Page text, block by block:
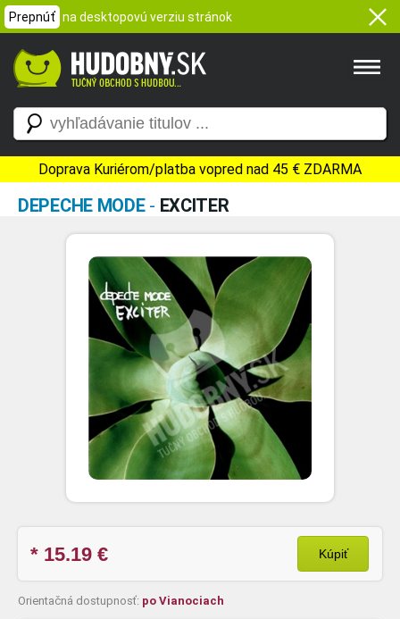
Prepnúť na desktopovú verziu stránok
Doprava Kuriérom/platba vopred nad 45 € ZDARMA
DEPECHE MODE- EXCITER
* 15.19 € Kúpiť
Orientačná dostupnosť: po Vianociach